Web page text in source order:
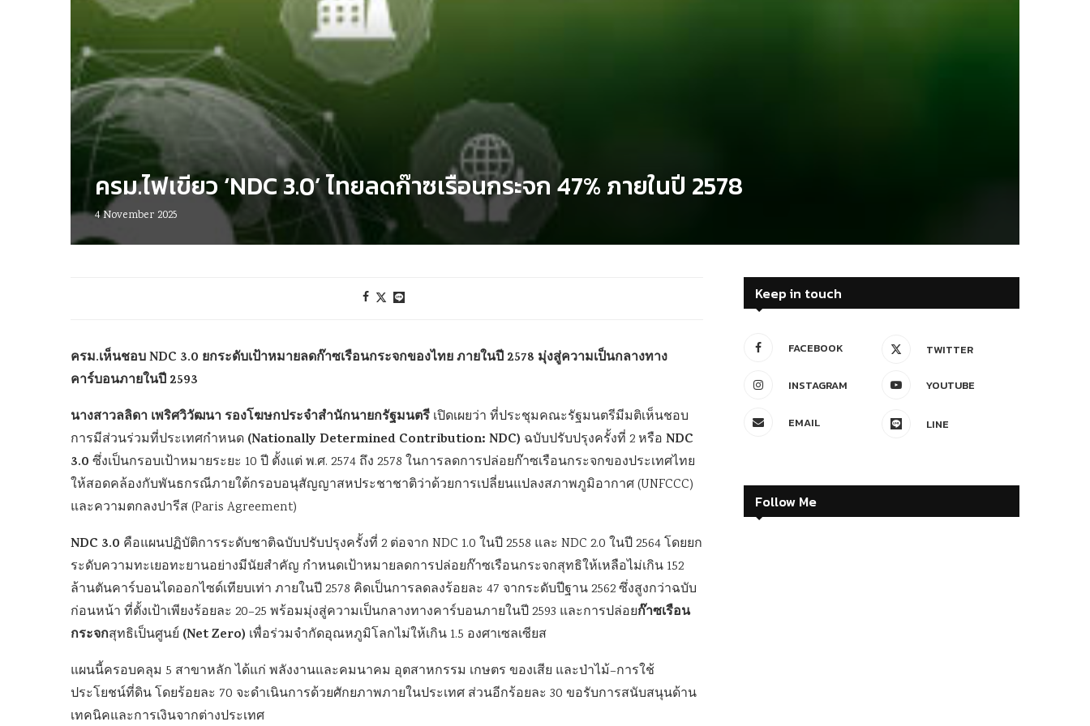
ครม.ไฟเขียว ‘NDC 3.0’ ไทยลดก๊าซเรือนกระจก 47% ภายในปี 2578
4 November 2025
ครม.เห็นชอบ NDC 3.0 ยกระดับเป้าหมายลดก๊าซเรือนกระจกของไทย ภายในปี 2578 มุ่งสู่ความเป็นกลางทาง
คาร์บอนภายในปี 2593
นางสาวลลิดา เพริศวิวัฒนา รองโฆษกประจำสำนักนายกรัฐมนตรี เปิดเผยว่า ที่ประชุมคณะรัฐมนตรีมีมติเห็นชอบ
การมีส่วนร่วมที่ประเทศกำหนด (Nationally Determined Contribution: NDC) ฉบับปรับปรุงครั้งที่ 2 หรือ NDC
3.0 ซึ่งเป็นกรอบเป้าหมายระยะ 10 ปี ตั้งแต่ พ.ศ. 2574 ถึง 2578 ในการลดการปล่อยก๊าซเรือนกระจกของประเทศไทย
ให้สอดคล้องกับพันธกรณีภายใต้กรอบอนุสัญญาสหประชาชาติว่าด้วยการเปลี่ยนแปลงสภาพภูมิอากาศ (UNFCCC)
และความตกลงปารีส (Paris Agreement)
NDC 3.0 คือแผนปฏิบัติการระดับชาติฉบับปรับปรุงครั้งที่ 2 ต่อจาก NDC 1.0 ในปี 2558 และ NDC 2.0 ในปี 2564 โดยยก
ระดับความทะเยอทะยานอย่างมีนัยสำคัญ กำหนดเป้าหมายลดการปล่อยก๊าซเรือนกระจกสุทธิให้เหลือไม่เกิน 152
ล้านตันคาร์บอนไดออกไซด์เทียบเท่า ภายในปี 2578 คิดเป็นการลดลงร้อยละ 47 จากระดับปีฐาน 2562 ซึ่งสูงกว่าฉบับ
ก่อนหน้า ที่ตั้งเป้าเพียงร้อยละ 20–25 พร้อมมุ่งสู่ความเป็นกลางทางคาร์บอนภายในปี 2593 และการปล่อยก๊าซเรือน
กระจกสุทธิเป็นศูนย์ (Net Zero) เพื่อร่วมจำกัดอุณหภูมิโลกไม่ให้เกิน 1.5 องศาเซลเซียส
แผนนี้ครอบคลุม 5 สาขาหลัก ได้แก่ พลังงานและคมนาคม อุตสาหกรรม เกษตร ของเสีย และป่าไม้–การใช้
ประโยชน์ที่ดิน โดยร้อยละ 70 จะดำเนินการด้วยศักยภาพภายในประเทศ ส่วนอีกร้อยละ 30 ขอรับการสนับสนุนด้าน
เทคนิคและการเงินจากต่างประเทศ
Keep in touch
FACEBOOK TWITTER
INSTAGRAM YOUTUBE
EMAIL LINE
Follow Me